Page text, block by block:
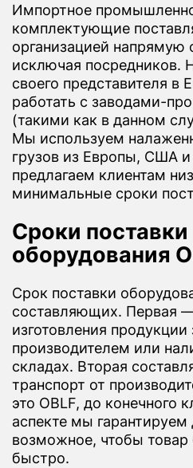
Импортное
комплектующие
организацией напрямую
исключая посредников.
своего представителя в
работать с заводами-
(такими как в данном
Мы используем
грузов из Европы, США и
предлагаем клиентам
минимальные сроки
Сроки поставки
оборудования
Срок поставки
составляющих. Первая
изготовления
производителем или
складах. Вторая
транспорт от
это OBLF, до конечного
аспекте мы гарантируем
возможное, чтобы товар
быстро.